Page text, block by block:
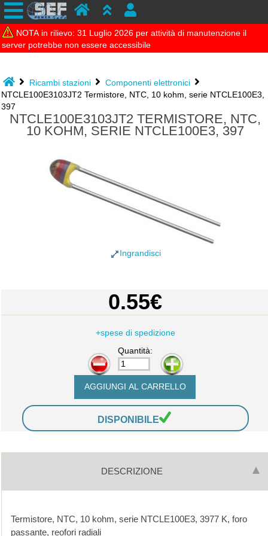
server potrebbe non essere accessibile
Ricambi stazioni
Componenti elettronici
NTCLE100E3103JT2 Termistore, NTC, 10 kohm, serie NTCLE100E3,
397
NTCLE100E3103JT2 TERMISTORE, NTC,
10 KOHM, SERIE NTCLE100E3, 397
Ingrandisci
0.55€
+spese di spedizione
Quantità:
-
+
DISPONIBILE
DESCRIZIONE
Termistore, NTC, 10 kohm, serie NTCLE100E3, 3977 K, foro
passante, reofori radiali